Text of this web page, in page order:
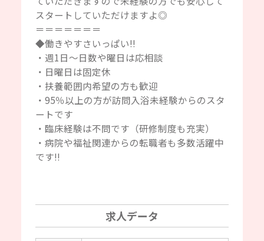
スタートしていただけますよ◎
＝＝＝＝＝＝＝
◆働きやすさいっぱい‼
・週1日～日数や曜日は応相談
・日曜日は固定休
・扶養範囲内希望の方も歓迎
・95％以上の方が訪問入浴未経験からのスタ
ートです
・臨床経験は不問です（研修制度も充実）
・病院や福祉関連からの転職者も多数活躍中
です‼
求人データ